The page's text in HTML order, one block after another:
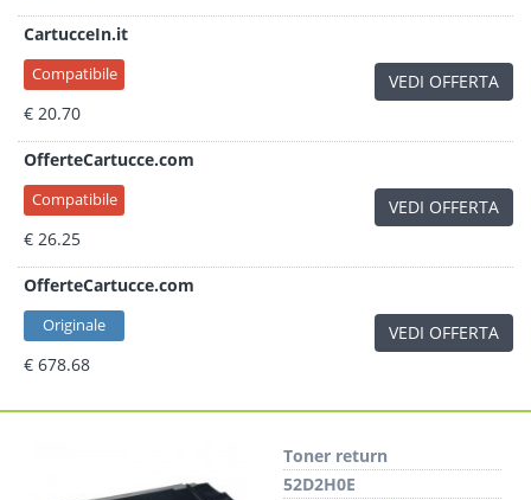
CartucceIn.it
Compatibile
€ 20.70
VEDI OFFERTA
OfferteCartucce.com
Compatibile
€ 26.25
VEDI OFFERTA
OfferteCartucce.com
Originale
€ 678.68
VEDI OFFERTA
Toner return
52D2H0E